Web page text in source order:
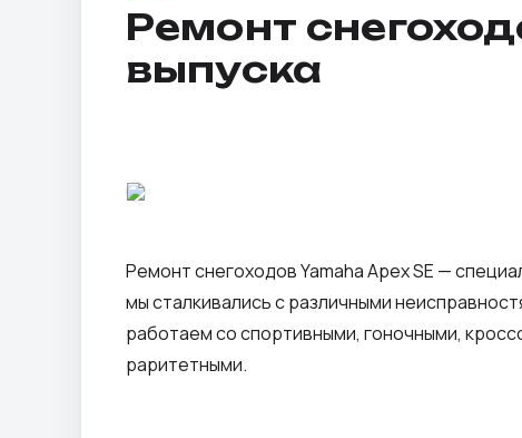
Ремонт
выпуска
Ремонт снегоходов Yamaha Apex SE —
мы сталкивались с различными
работаем со спортивными, гоночными,
раритетными.